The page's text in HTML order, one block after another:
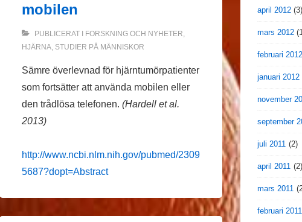
mobilen
PUBLICERAT I FORSKNING OCH NYHETER
HJÄRNA, STUDIER PÅ MÄNNISKOR
Sämre överlevnad för hjärntumörpatienter
som fortsätter att använda mobilen eller
den trådlösa telefonen. (Hardell et al.
2013)
http://www.ncbi.nlm.nih.gov/pubmed/2309
5687?dopt=Abstract
april 2012 (3)
mars 2012
februari 2012
januari 2012
november
september
juli 2011 (2)
april 2011 (2)
mars 2011
februari 2011